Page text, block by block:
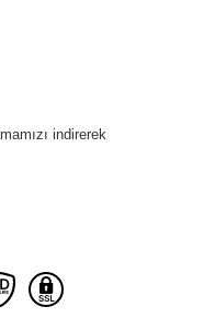
indirerek